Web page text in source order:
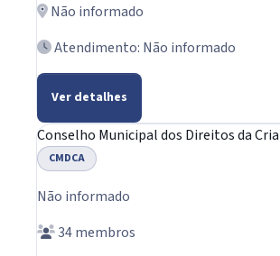
Não informado
Atendimento: Não informado
Ver detalhes
Conselho Municipal dos Direitos da
CMDCA
Não informado
34 membros